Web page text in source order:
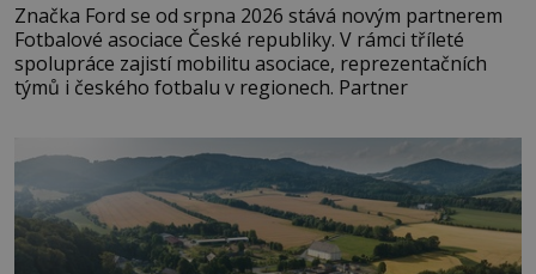
Značka Ford se od srpna 2026 stává novým partnerem
Fotbalové asociace České republiky. V rámci tříleté
spolupráce zajistí mobilitu asociace, reprezentačních
týmů i českého fotbalu v regionech. Partner